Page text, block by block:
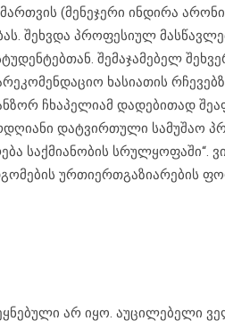
(მენეჯერი ინდირა
შეხვდა პროფესიულ
შემაჯამებელ
ხასიათის
ჩხაპელიამ დადებითად
დატვირთული სამუშაო
საქმიანობის სრულყოფაში“.
ურთიერთგაზიარების
არ იყო. აუცილებელი